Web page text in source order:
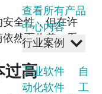
查看所有产品
中心内容
行业案例
工业软件
自
动化软件
工
全性，但在许
然面临着一系
过高